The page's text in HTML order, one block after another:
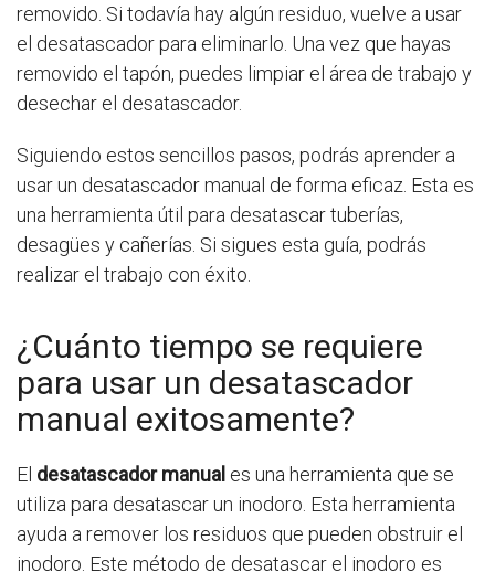
removido. Si todavía hay algún residuo, vuelve a usar
el desatascador para eliminarlo. Una vez que hayas
removido el tapón, puedes limpiar el área de trabajo y
desechar el desatascador.
Siguiendo estos sencillos pasos, podrás aprender a
usar un desatascador manual de forma eficaz. Esta es
una herramienta útil para desatascar tuberías,
desagües y cañerías. Si sigues esta guía, podrás
realizar el trabajo con éxito.
¿Cuánto tiempo se requiere
para usar un desatascador
manual exitosamente?
El desatascador manual es una herramienta que se
utiliza para desatascar un inodoro. Esta herramienta
ayuda a remover los residuos que pueden obstruir el
inodoro. Este método de desatascar el inodoro es